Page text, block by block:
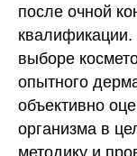
после очной
квалификации.
выборе
опытного
объективно
организма в
методику и